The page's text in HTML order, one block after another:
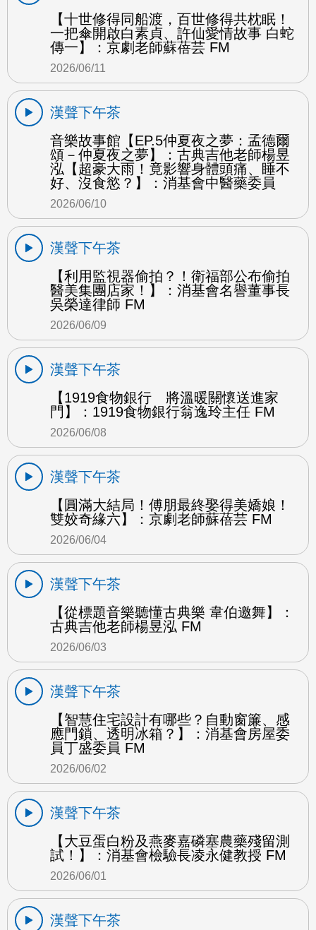
【十世修得同船渡，百世修得共枕眠！
一把傘開啟白素貞、許仙愛情故事 白蛇
傳一】：京劇老師蘇蓓芸 FM
2026/06/11
漢聲下午茶
音樂故事館【EP.5仲夏夜之夢：孟德爾
頌－仲夏夜之夢】：古典吉他老師楊昱
泓【超豪大雨！竟影響身體頭痛、睡不
好、沒食慾？】：消基會中醫藥委員
2026/06/10
漢聲下午茶
【利用監視器偷拍？！衛福部公布偷拍
醫美集團店家！】：消基會名譽董事長
吳榮達律師 FM
2026/06/09
漢聲下午茶
【1919食物銀行 將溫暖關懷送進家
門】：1919食物銀行翁逸玲主任 FM
2026/06/08
漢聲下午茶
【圓滿大結局！傅朋最終娶得美嬌娘！
雙姣奇緣六】：京劇老師蘇蓓芸 FM
2026/06/04
漢聲下午茶
【從標題音樂聽懂古典樂 韋伯邀舞】：
古典吉他老師楊昱泓 FM
2026/06/03
漢聲下午茶
【智慧住宅設計有哪些？自動窗簾、感
應門鎖、透明冰箱？】：消基會房屋委
員丁盛委員 FM
2026/06/02
漢聲下午茶
【大豆蛋白粉及燕麥嘉磷塞農藥殘留測
試！】：消基會檢驗長凌永健教授 FM
2026/06/01
漢聲下午茶